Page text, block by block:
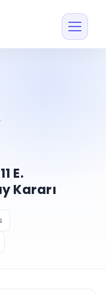
Vekalet
Giriş Yap
E.
Kararı